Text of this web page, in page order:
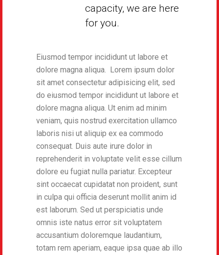
capacity, we are here
for you.
Eiusmod tempor incididunt ut labore et
dolore magna aliqua. Lorem ipsum dolor
sit amet consectetur adipisicing elit, sed
do eiusmod tempor incididunt ut labore et
dolore magna aliqua. Ut enim ad minim
veniam, quis nostrud exercitation ullamco
laboris nisi ut aliquip ex ea commodo
consequat. Duis aute irure dolor in
reprehenderit in voluptate velit esse cillum
dolore eu fugiat nulla pariatur. Excepteur
sint occaecat cupidatat non proident, sunt
in culpa qui officia deserunt mollit anim id
est laborum. Sed ut perspiciatis unde
omnis iste natus error sit voluptatem
accusantium doloremque laudantium,
totam rem aperiam, eaque ipsa quae ab illo